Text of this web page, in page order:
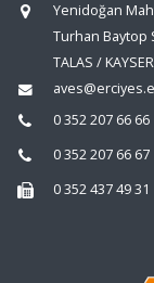
Yenidoğan
Turhan Baytop
TALAS /
0 352 207 66 66
0 352 207 66 67
0 352 437 49 31